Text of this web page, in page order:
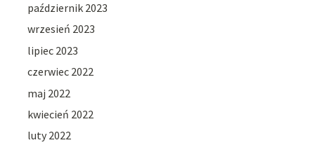
październik 2023
wrzesień 2023
lipiec 2023
czerwiec 2022
maj 2022
kwiecień 2022
luty 2022